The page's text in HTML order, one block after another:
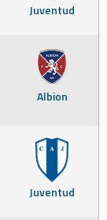
Juventud
Albion
Juventud